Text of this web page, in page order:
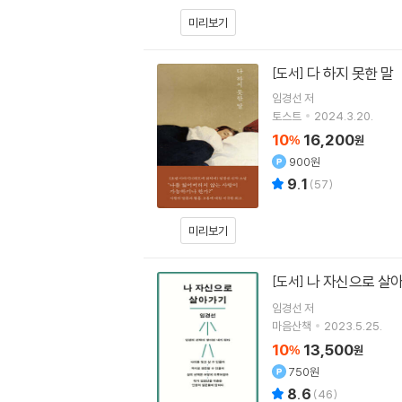
미리보기
미리보기
[도서] 다 하지 못한 말
임경선 저
토스트
2024.3.20.
10% 16,200원
900원
9.1 (57)
[도서] 나 자신으로 살
임경선 저
마음산책
2023.5.25.
10% 13,500원
750원
8.6 (46)